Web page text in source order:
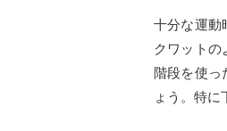
十分な運動
クワットの
階段を使っ
ょう。特に